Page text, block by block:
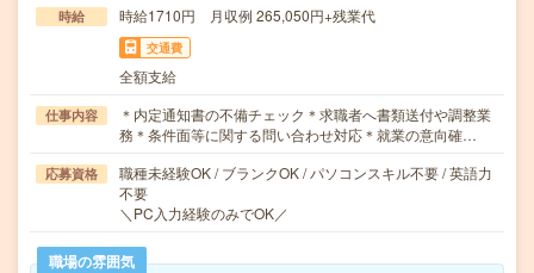
時給 時給1710円 月収例 265,050円+残業代
交通費
全額支給
仕事内容
＊内定通知書の不備チェック＊求職者へ書類送付や調整業
務＊条件面等に関する問い合わせ対応＊就業の意向確…
応募資格
職種未経験OK / ブランクOK / パソコンスキル不要 / 英語力
不要
＼PC入力経験のみでOK／
職場の雰囲気